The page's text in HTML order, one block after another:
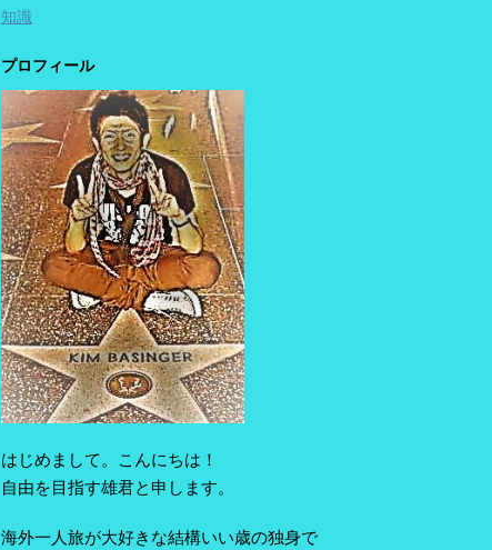
知識
プロフィール
はじめまして。こんにちは！
自由を目指す雄君と申します。
海外一人旅が大好きな結構いい歳の独身で